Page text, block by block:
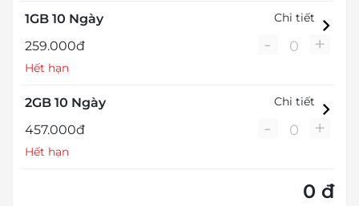
1GB 10 Ngày
259.000đ
Hết hạn
Chi tiết
- 0 +
2GB 10 Ngày
457.000đ
Hết hạn
Chi tiết
- 0 +
0 đ